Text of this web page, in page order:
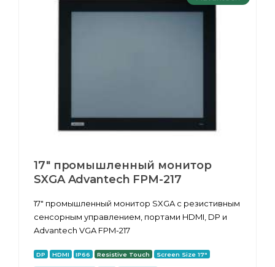
17" промышленный монитор
SXGA Advantech FPM-217
17" промышленный монитор SXGA с резистивным
сенсорным управлением, портами HDMI, DP и
Advantech VGA FPM-217
DP HDMI IP66 Resistive Touch Screen Size 17"